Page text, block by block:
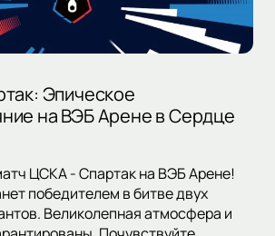
Эпическое
на ВЭБ Арене в Сердце
ЦСКА - Спартак на ВЭБ Арене!
победителем в битве двух
Великолепная атмосфера и